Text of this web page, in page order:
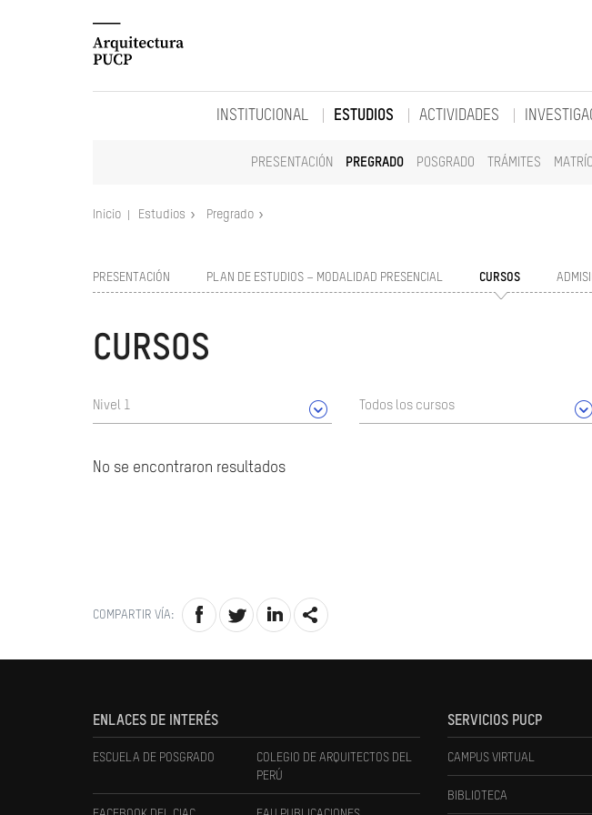
INSTITUCIONAL ESTUDIOS
PRESENTACIÓN PREGRADO POSGRADO TRÁMITES
ACTIVIDADES
Inicio Estudios Pregrado
PRESENTACIÓN PLAN DE ESTUDIOS – MODALIDAD PRESENCIAL CURSOS
CURSOS
Nivel 1 Todos los cursos
No se encontraron resultados
COMPARTIR VÍA:
ENLACES DE INTERÉS
ESCUELA DE POSGRADO
COLEGIO DE ARQUITECTOS DEL
PERÚ
SERVICIOS PUCP
CAMPUS VIRTUAL
BIBLIOTECA